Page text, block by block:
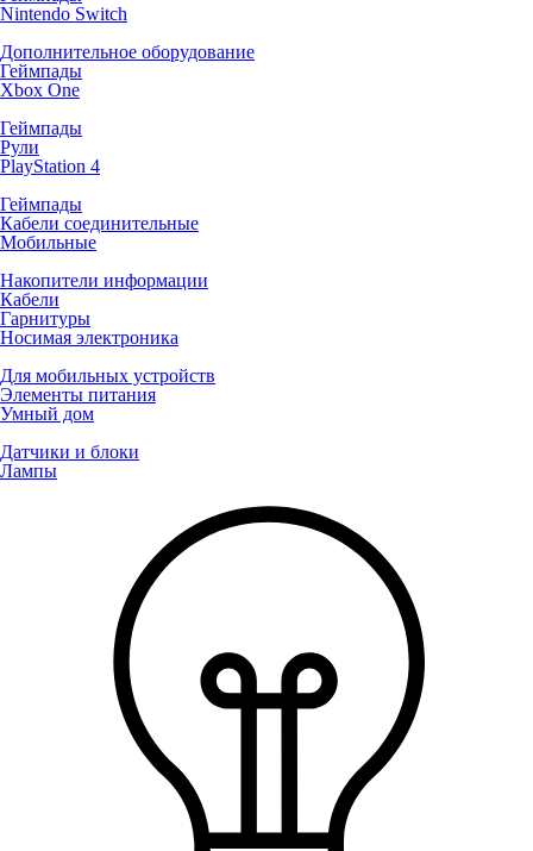
Nintendo Switch
Дополнительное оборудование
Геймпады
Xbox One
Геймпады
Рули
PlayStation 4
Геймпады
Кабели соединительные
Мобильные
Накопители информации
Кабели
Гарнитуры
Носимая электроника
Для мобильных устройств
Элементы питания
Умный дом
Датчики и блоки
Лампы